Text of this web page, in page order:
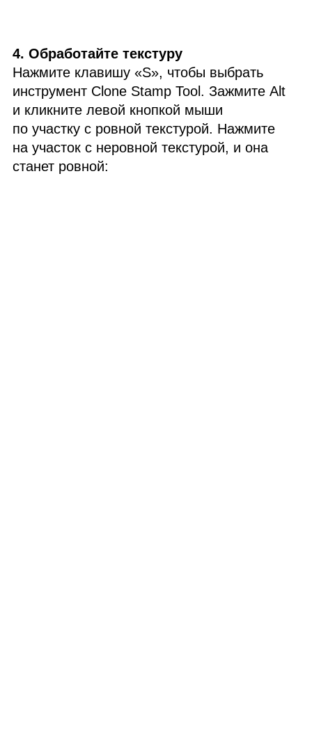
4. Обработайте текстуру
Нажмите клавишу «S», чтобы выбрать
инструмент Clone Stamp Tool. Зажмите Alt
и кликните левой кнопкой мыши
по участку с ровной текстурой. Нажмите
на участок с неровной текстурой, и она
станет ровной: